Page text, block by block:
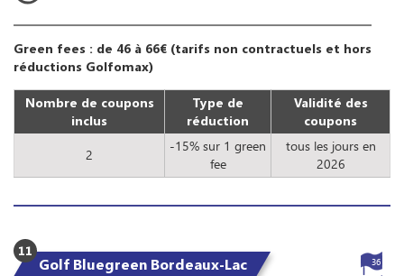
Green fees : de 46 à 66€ (tarifs non contractuels et hors
réductions Golfomax)
Nombre de coupons
inclus
Type de
réduction
Validité des
coupons
2
-15% sur 1 green
fee
tous les jours en
2026
11
Golf Bluegreen Bordeaux-Lac
36